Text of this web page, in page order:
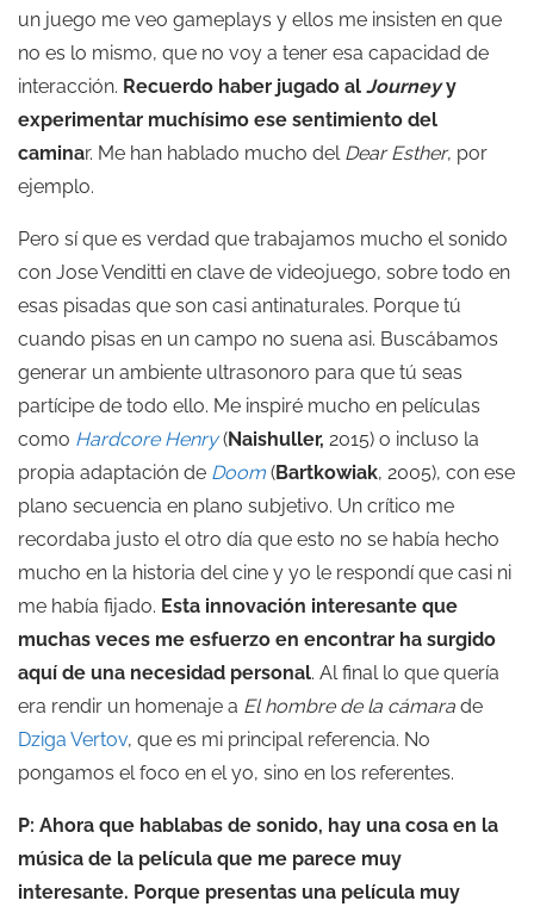
un juego me veo gameplays y ellos me insisten en que
no es lo mismo, que no voy a tener esa capacidad de
interacción. Recuerdo haber jugado al Journeyy
experimentar muchísimo ese sentimiento del
caminar. Me han hablado mucho del Dear Esther, por
ejemplo.
Pero sí que es verdad que trabajamos mucho el sonido
con Jose Venditti en clave de videojuego, sobre todo en
esas pisadas que son casi antinaturales. Porque tú
cuando pisas en un campo no suena asi. Buscábamos
generar un ambiente ultrasonoro para que tú seas
partícipe de todo ello. Me inspiré mucho en películas
como Hardcore Henry(Naishuller, 2015) o incluso la
propia adaptación de Doom (Bartkowiak, 2005), con ese
plano secuencia en plano subjetivo. Un crítico me
recordaba justo el otro día que esto no se había hecho
mucho en la historia del cine y yo le respondí que casi ni
me había fijado. Esta innovación interesante que
muchas veces me esfuerzo en encontrar ha surgido
aquí de una necesidad personal. Al final lo que quería
era rendir un homenaje a El hombre de la cámara de
Dziga Vertov, que es mi principal referencia. No
pongamos el foco en el yo, sino en los referentes.
P: Ahora que hablabas de sonido, hay una cosa en la
música de la película que me parece muy
interesante. Porque presentas una película muy